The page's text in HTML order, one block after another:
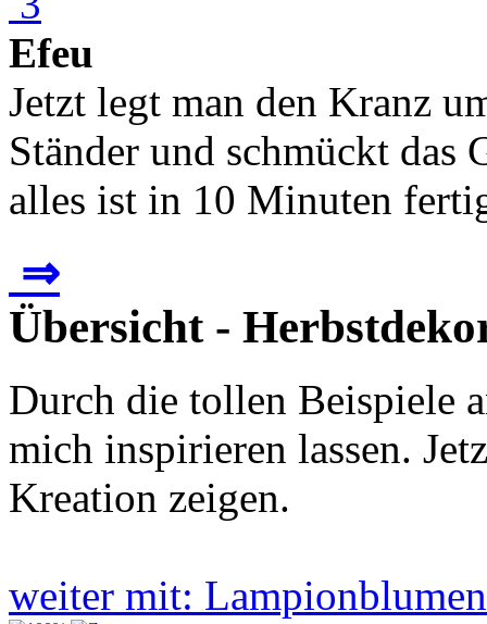
Efeu
Jetzt legt man den Kranz
Ständer und schmückt das
alles ist in 10 Minuten
⇒
Übersicht -
Durch die tollen Beispiele
mich inspirieren lassen.
Kreation zeigen.
weiter mit: